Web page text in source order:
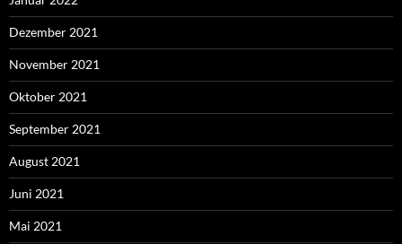
Dezember 2021
November 2021
Oktober 2021
September 2021
August 2021
Juni 2021
Mai 2021